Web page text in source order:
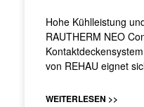
Hohe Kühlleistung
RAUTHERM NEO
von REHAU eignet
WEITERLESEN >>